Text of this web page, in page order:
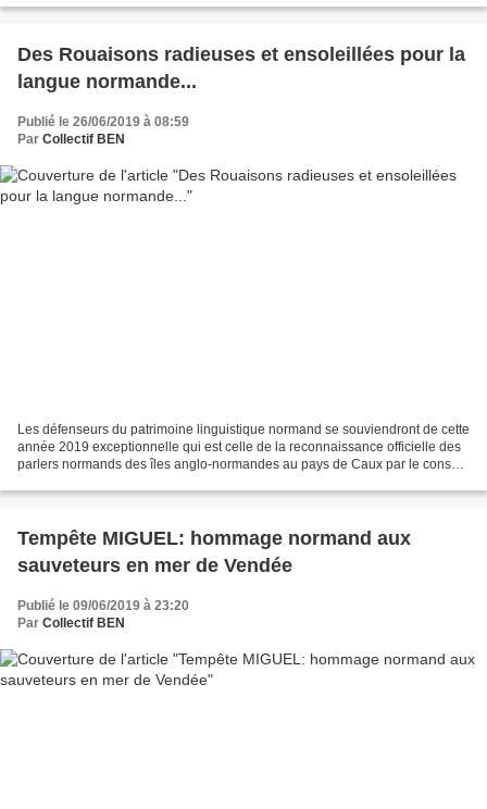
Des Rouaisons radieuses et ensoleillées pour la
langue normande...
Publié le 26/06/2019 à 08:59
Par Collectif BEN
Les défenseurs du patrimoine linguistique normand se souviendront de cette
année 2019 exceptionnelle qui est celle de la reconnaissance officielle des
parlers normands des îles anglo-normandes au pays de Caux par le conseil
Tempête MIGUEL: hommage normand aux
sauveteurs en mer de Vendée
Publié le 09/06/2019 à 23:20
Par Collectif BEN